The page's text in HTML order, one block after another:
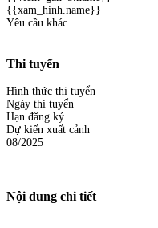
{{xam_hinh.name}}
Yêu cầu khác
Thi tuyển
Hình thức thi tuyển
Ngày thi tuyển
Hạn đăng ký
Dự kiến xuất cảnh
08/2025
Nội dung chi tiết